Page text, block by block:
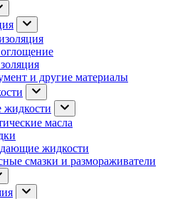
и другие материалы
жидкости
масла
жидкости
смазки и размораживатели